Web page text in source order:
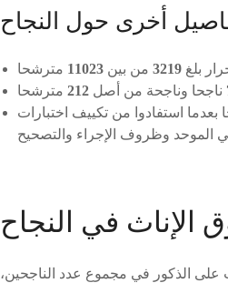
أخرى حول النجاح
بلغ 3219من بين 11023
ناجحا وناجحة من أصل 212
استفادوا من تكييف اختبارات
الإناث في النجاح
على الذكور في مجموع عدد الناجحين،